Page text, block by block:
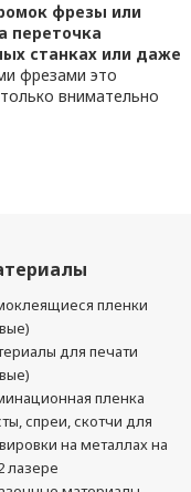
фрезы или
переточка
станках или даже
фрезами это
внимательно
пленки
для печати
пленка
спреи, скотчи для
на металлах на
лазере